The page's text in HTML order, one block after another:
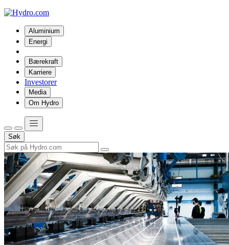
Aluminium
Energi
Bærekraft
Karriere
Investorer
Media
Om Hydro
Søk